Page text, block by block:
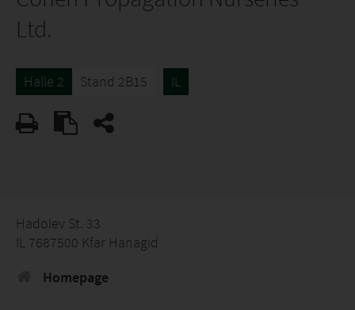
Ltd.
Halle 2 Stand 2B15 IL
Hadolev St. 33
IL 7687500 Kfar Hanagid
Homepage